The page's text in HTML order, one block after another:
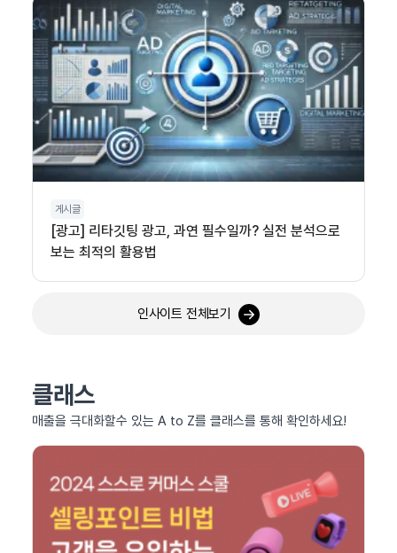
게시글
[광고] 리타깃팅 광고, 과연 필수일까? 실전 분석으로
보는 최적의 활용법
인사이트 전체보기
클래스
매출을 극대화할수 있는 A to Z를 클래스를 통해 확인하세요!